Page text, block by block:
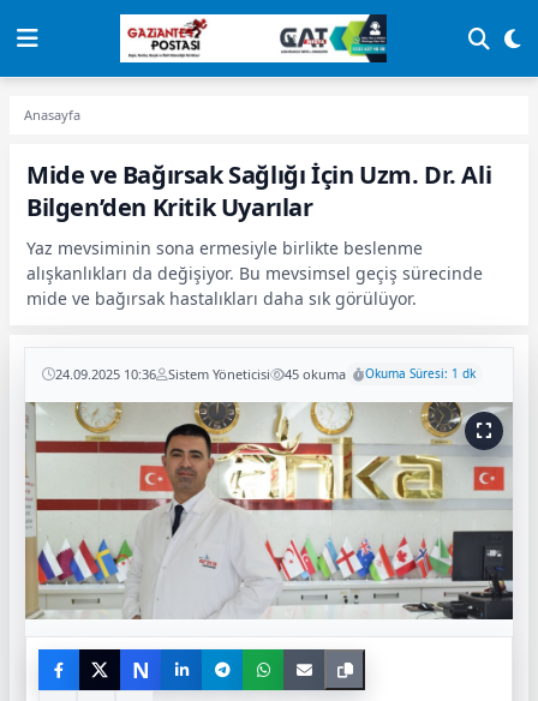
Anasayfa
Mide ve Bağırsak Sağlığı İçin Uzm. Dr. Ali
Bilgen’den Kritik Uyarılar
Yaz mevsiminin sona ermesiyle birlikte beslenme
alışkanlıkları da değişiyor. Bu mevsimsel geçiş sürecinde
mide ve bağırsak hastalıkları daha sık görülüyor.
24.09.2025 10:36 Sistem Yöneticisi 45 okuma Okuma Süresi: 1 dk
N